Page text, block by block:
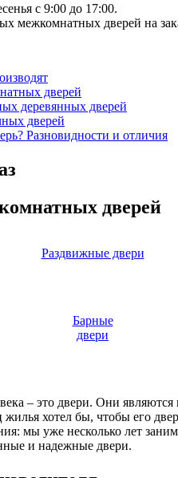
с 9:00 до 17:00.
межкомнатных дверей на
дверей
деревянных дверей
дверей
Разновидности и отличия
дверей
Раздвижные двери
Барные
двери
– это двери. Они
жилья хотел бы, чтобы его
мы уже несколько лет
и надежные двери.